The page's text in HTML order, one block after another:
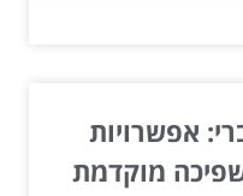
אפשרויות
מוקדמת